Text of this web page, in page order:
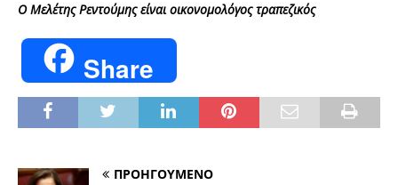
Ο Μελέτης Ρεντούμης είναι οικονομολόγος τραπεζικός
Share
ΠΡΟΗΓΟΥΜΕΝΟ